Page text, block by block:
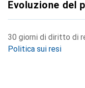
Evoluzione del
30 giorni di diritto di
Politica sui resi